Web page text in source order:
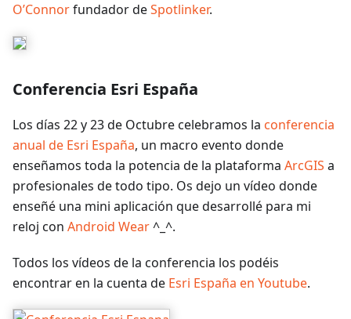
O’Connorfundador deSpotlinker.
Conferencia Esri España
Los días 22 y 23 de Octubre celebramos la conferencia
anual de Esri España, un macro evento donde
enseñamos toda la potencia de la plataforma ArcGIS a
profesionales de todo tipo. Os dejo un vídeo donde
enseñé una mini aplicación que desarrollé para mi
reloj con Android Wear^_^.
Todos los vídeos de la conferencia los podéis
encontrar en la cuenta de Esri España en Youtube.